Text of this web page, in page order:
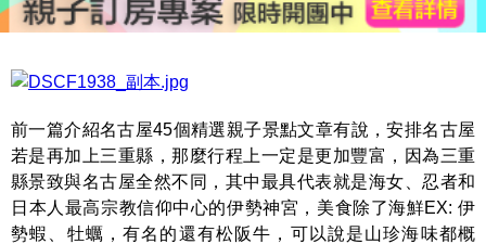
前一篇介紹名古屋45個精選親子景點文章有說，安排名古屋
若是再加上三重縣，那麼行程上一定是更加豐富，因為三重
縣景致與名古屋全然不同，其中最具代表就是海女、忍者和
日本人最高宗教信仰中心的伊勢神宮，美食除了海鮮EX: 伊
勢蝦、牡蠣，有名的還有松阪牛，可以說是山珍海味都概